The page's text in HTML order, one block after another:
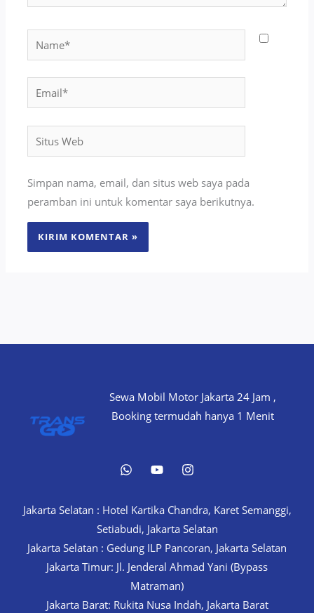
Email*
Web
Simpan nama, email, dan situs web saya pada
peramban ini untuk komentar saya berikutnya.
Sewa Mobil Motor Jakarta 24 Jam ,
Booking termudah hanya 1 Menit
Jakarta Selatan : Hotel Kartika Chandra, Karet Semanggi,
Setiabudi, Jakarta Selatan
Jakarta Selatan : Gedung ILP Pancoran, Jakarta Selatan
Jakarta Timur: Jl. Jenderal Ahmad Yani (Bypass
Matraman)
Jakarta Barat: Rukita Nusa Indah, Jakarta Barat